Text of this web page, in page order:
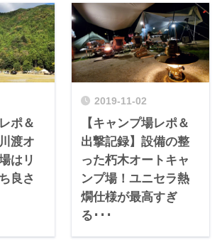
ポ＆
渡オ
はリ
良さ
2019-11-02
【キャンプ場レポ＆
出撃記録】設備の整
った朽木オートキャ
ンプ場！ユニセラ熱
燗仕様が最高すぎ
る･･･